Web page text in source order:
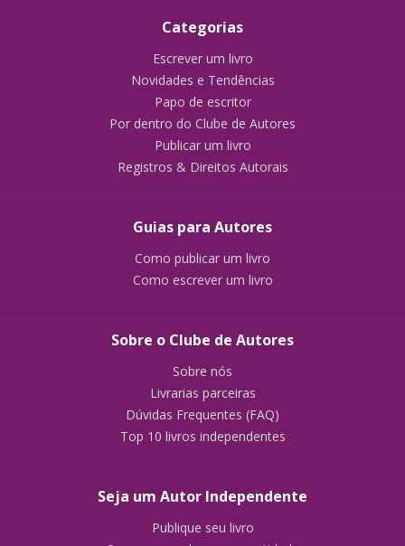
Categorias
Escrever um livro
Novidades e Tendências
Papo de escritor
Por dentro do Clube de Autores
Publicar um livro
Registros & Direitos Autorais
Guias para Autores
Como publicar um livro
Como escrever um livro
Sobre o Clube de Autores
Sobre nós
Livrarias parceiras
Dúvidas Frequentes (FAQ)
Top 10 livros independentes
Seja um Autor Independente
Publique seu livro